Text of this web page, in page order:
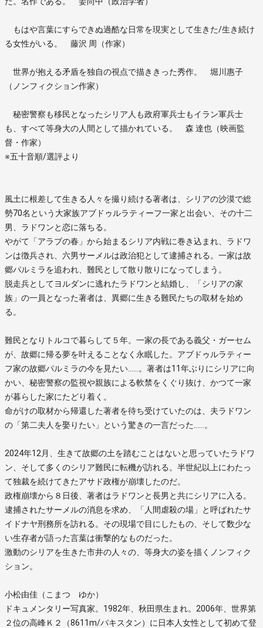
もはや言葉にすらできぬ過酷な日常を現実として生きた/生き続け
る女性がいる。 藤沢 周（作家）
世界が抱える矛盾を独自の視点で描ききった秀作。 堀川惠子
（ノンフィクション作家）
秘密警察も移民となったシリア人も政府軍兵士もイラン軍兵士
も、すべて等身大の人間として描かれている。 森 達也（映画監
督・作家）
※五十音順/選評より
風土に根差して生きる人々を撮り続ける著者は、シリアの沙漠で総
勢70名という大家族アブドゥルラティーフ一家と出会い、その十二
男、ラドワンと恋に落ちる。
やがて「アラブの春」から始まるシリア内戦に巻き込まれ、ラドワ
ンは徴兵され、六男サーメルは政治犯として逮捕される。一家は故
郷パルミラを追われ、難民として散り散りになってしまう。
脱走兵としてヨルダンに逃れたラドワンと結婚し、「シリアの家
族」の一員となった著者は、異郷に生きる難民たちの取材を始め
る。
難民となりトルコで暮らして５年。一家の長である義父・ガーセム
が、故郷に帰る夢を叶えることなく永眠した。アブドゥルラティー
フ家の故郷パルミラの今を見たい……。著者は11年ぶりにシリアに向
かい、秘密警察の監視や親族による軟禁をくぐり抜け、かつて一家
が暮らした家にたどり着く。
命がけの取材から帰還した著者を待ち受けていたのは、夫ラドワン
の「第二夫人を娶りたい」という驚きの一言だった……。
2024年12月、生きて故郷の土を踏むことはないと思っていたラドワ
ン、そして多くのシリア難民に転機が訪れる。半世紀以上にわたっ
て独裁を続けてきたアサド政権が崩壊したのだ。
政権崩壊から８日後、著者はラドワンと長男と共にシリアに入る。
逮捕されたサーメルの消息を求め、「人間虐殺の場」と呼ばれたサ
イドナヤ刑務所を訪れる。その現場で目にしたもの、そして数少な
い生存者が語った言葉は衝撃的なものだった。
激動のシリアを生きた市井の人々の、等身大の姿を描くノンフィク
ション。
小松由佳（こまつ ゆか）
ドキュメンタリー写真家。1982年、秋田県生まれ。2006年、世界第
２位の高峰Ｋ２（8611m/パキスタン）に日本人女性として初めて登